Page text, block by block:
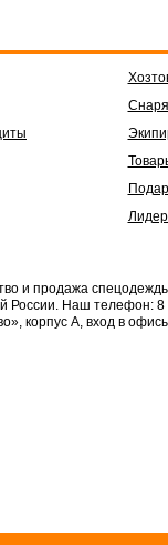
и продажа
России. Наш телефон: 8
корпус А, вход в